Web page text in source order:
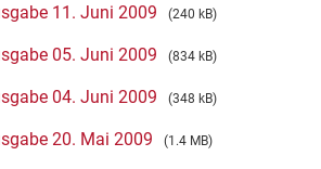
11. Juni 2009 (240 kB)
05. Juni 2009 (834 kB)
04. Juni 2009 (348 kB)
20. Mai 2009 (1.4 MB)